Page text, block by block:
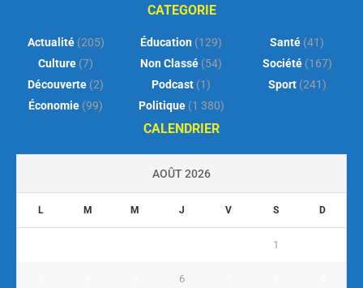
CATEGORIE
Actualité(205)
Culture (7)
Découverte (2)
Économie (99)
Éducation (129)
Non Classé (54)
Podcast (1)
Politique(1 380)
Santé (41)
Société(167)
Sport(241)
CALENDRIER
AOÛT 2026
L M M J V S D
1
6